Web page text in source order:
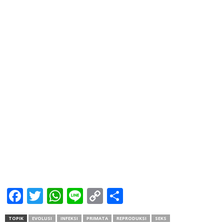
Facebook
Twitter
WhatsApp
LineCopy
Link
TOPIK EVOLUSI INFEKSI PRIMATA REPRODUKSI SEKS